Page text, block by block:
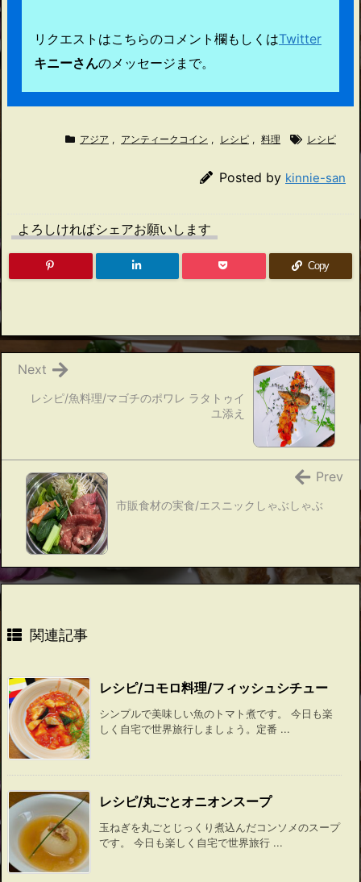
リクエストはこちらのコメント欄もしくはTwitter
キニーさんのメッセージまで。
アジア , アンティークコイン , レシピ , 料理 レシピ
Posted by kinnie-san
よろしければシェアお願いします
Copy
レシピ/魚料理/マゴチのポワレ ラタトゥイ
ユ添え
Next
市販食材の実食/エスニックしゃぶしゃぶ
Prev
関連記事
レシピ/コモロ料理/フィッシュシチュー
シンプルで美味しい魚のトマト煮です。 今日も楽
しく自宅で世界旅行しましょう。定番 ...
レシピ/丸ごとオニオンスープ
玉ねぎを丸ごとじっくり煮込んだコンソメのスープ
です。 今日も楽しく自宅で世界旅行 ...